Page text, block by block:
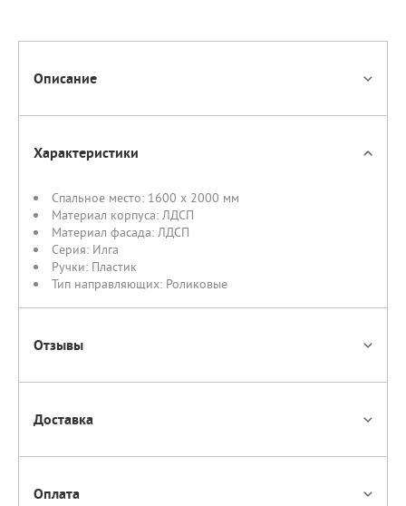
Описание
Характеристики
Спальное место: 1600 х 2000 мм
Материал корпуса: ЛДСП
Материал фасада: ЛДСП
Серия: Илга
Ручки: Пластик
Тип направляющих: Роликовые
Отзывы
Доставка
Оплата